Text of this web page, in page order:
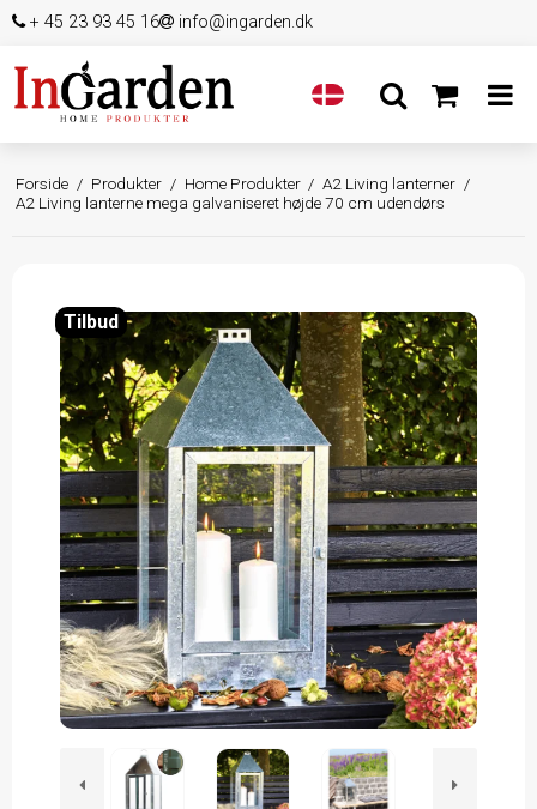
+ 45 23 93 45 16 info@ingarden.dk
Forside / Produkter / Home Produkter / A2 Living lanterner /
A2 Living lanterne mega galvaniseret højde 70 cm udendørs
Tilbud